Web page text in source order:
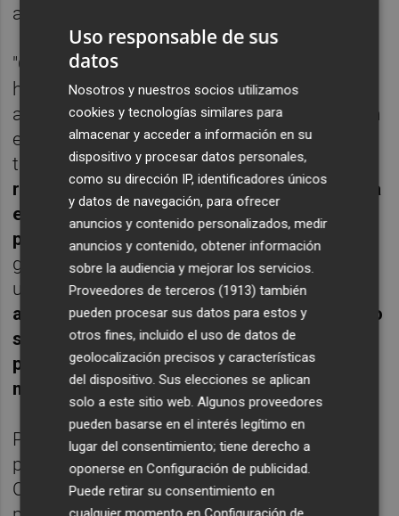
actuaciones dirigidas a esclarecerlos".
"Objetivamente no puede negarse que los
hechos afectaban de manera muy relevante
a la Honorable Sra. Mónica Oltra y no sólo en
el plano personal, como es obvio, sino
también en el plano desus
responsabilidades políticas ante la carencia
en la Conselleria de cualquier
protocolo para proceder en supuestos tan
graves como el abuso sexual continuado de
una niña tutelada, y en tanto que,por esta
actuación de los funcionarios a su cargo, no
salieron entonces a la luz graves hechos,
penalmente relevantes, atribuidos a su
marido", señala el juez.
Preguntada hace unas semanas por la
posibilidad de ser citada como investigada,
Oltra se mostró consciente de que era una
Uso responsable de sus
datos
Nosotros y nuestros socios utilizamos
cookies y tecnologías similares para
almacenar y acceder a información en su
dispositivo y procesar datos personales,
como su dirección IP, identificadores únicos
y datos de navegación, para ofrecer
anuncios y contenido personalizados, medir
anuncios y contenido, obtener información
sobre la audiencia y mejorar los servicios.
Proveedores de terceros (1913) también
pueden procesar sus datos para estos y
otros fines, incluido el uso de datos de
geolocalización precisos y características
del dispositivo. Sus elecciones se aplican
solo a este sitio web. Algunos proveedores
pueden basarse en el interés legítimo en
lugar del consentimiento; tiene derecho a
oponerse enConfiguración de publicidad.
Puede retirar su consentimiento en